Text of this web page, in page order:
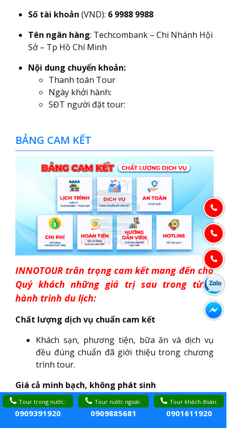
Số tài khoản (VND): 6 9988 9988
Tên ngân hàng: Techcombank – Chi Nhánh Hội
Sở – Tp Hồ Chí Minh
Nội dung chuyển khoản:
Thanh toán Tour
Ngày khởi hành:
SĐT người đặt tour:
BẢNG CAM KẾT
INNOTOUR trân trọng cam kết mang đến cho
Quý khách những giá trị sau trong từng
hành trình du lịch:
Chất lượng dịch vụ chuẩn cam kết
Khách sạn, phương tiện, bữa ăn và dịch vụ
đều đúng chuẩn đã giới thiệu trong chương
trình tour.
Giá cả minh bạch, không phát sinh
Mọi chi phí được công khai rõ ràng, không
“phụ thu” ẩn, không làm khó khách hàng.
Tour trong nước:
0909391920
Tour nước ngoài:
0909885681
Tour khách đoàn:
0901611920